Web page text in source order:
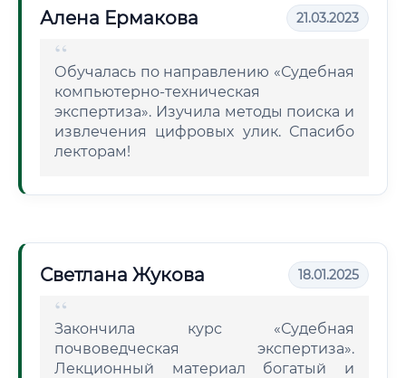
Алена Ермакова 21.03.2023
Обучалась по направлению «Судебная
компьютерно-техническая
экспертиза». Изучила методы поиска и
извлечения цифровых улик. Спасибо
лекторам!
Светлана Жукова 18.01.2025
Закончила курс «Судебная
почвоведческая экспертиза».
Лекционный материал богатый и